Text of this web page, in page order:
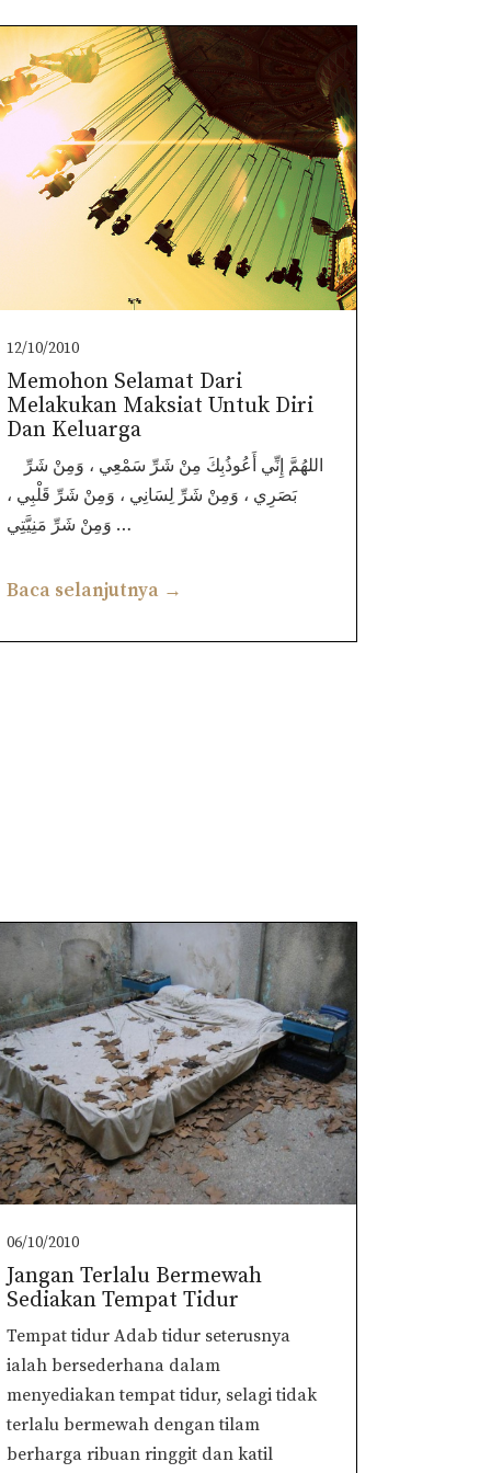
12/10/2010
Memohon Selamat Dari
Melakukan Maksiat Untuk Diri
Dan Keluarga
بَصَرِي ، وَمِنْ شَرِّ لِسَانِي ، وَمِنْ شَرِّ قَلْبِي ،
وَمِنْ شَرِّ مَنِيَّتِي …
Baca selanjutnya →
06/10/2010
Jangan Terlalu Bermewah
Sediakan Tempat Tidur
Tempat tidur Adab tidur seterusnya
ialah bersederhana dalam
menyediakan tempat tidur, selagi tidak
terlalu bermewah dengan tilam
berharga ribuan ringgit dan katil